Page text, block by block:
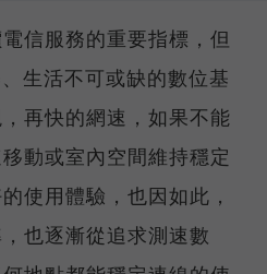
信服務的重要指標，但
生活不可或缺的數位基
再快的網速，如果不能
動或室內空間維持穩定
使用體驗，也因如此，
也逐漸從追求測速數